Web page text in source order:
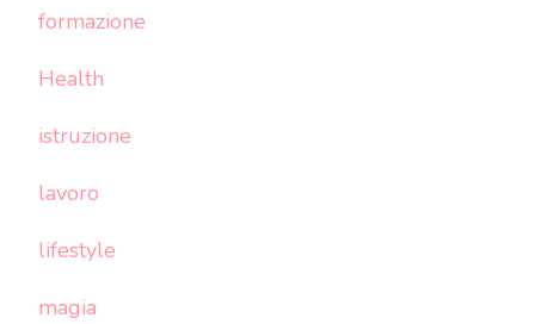
formazione
Health
istruzione
lavoro
lifestyle
magia